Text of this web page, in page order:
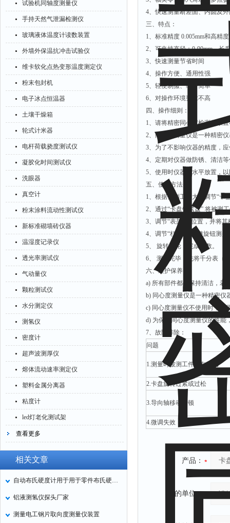
试验机同轴度测量仪
手持天然气泄漏检测仪
玻璃液体温度计读数装置
外墙外保温抗冲击试验仪
维卡软化点热变形温度测定仪
粉末包封机
电子冰点恒温器
土壤干燥箱
轮式计米器
电杆荷载挠度测试仪
凝胶化时间测试仪
洗眼器
真空计
粉末涂料流动性测试仪
新标准砌墙砖仪器
温湿度记录仪
透光率测试仪
气动量仪
颗粒测试仪
水分测定仪
测氢仪
密度计
超声波测厚仪
熔体流动速率测定仪
塑料金属分离器
粘度计
led灯老化测试架
查看更多
相关文章
自动布氏硬度计用于用于零件布氏硬度值的自动
铝液测氢仪探头厂家
测量电工钢片取向度测量仪装置
4、快速测量断差面、内圆及
三、特点：
1、标准精度 0.005mm和高精度
2、可夹持直径：0-90mm 长
3、快速测量节省时间
4、操作方便、通用性强
5、轻便易搬、维护简单
6、对操作环境要求不高
四、操作细则：
1、请将精密同心度检测仪放
2、同轴度测量仪是一种精密
3、为了不影响仪器的精度，
4、定期对仪器做防锈、清洁
5、使用时仪器应水平放置，
五、使用方法：
1、根据被测工件大小调节“卡
2、通过“卡盘锁紧盘” 将被测
3、调节“表架”的位置，并将
4、调节“杠杆表”调整旋钮测
5、 旋转手轮，完成读数。
6、 测量完毕，先将千分表（
六、维护保养：
a) 所有部件都应保持清洁，若
b) 同心度测量仪是一种精密仪
c) 同心度测量仪不使用时，并
d) 为保持同心度测量仪的性能
7、故障排除：
问题
1.测量时被测工件轴向移动
2.卡盘旋转过紧或过松
3.导向轴移动卡顿
4.微调失效
产品：
您的单位：